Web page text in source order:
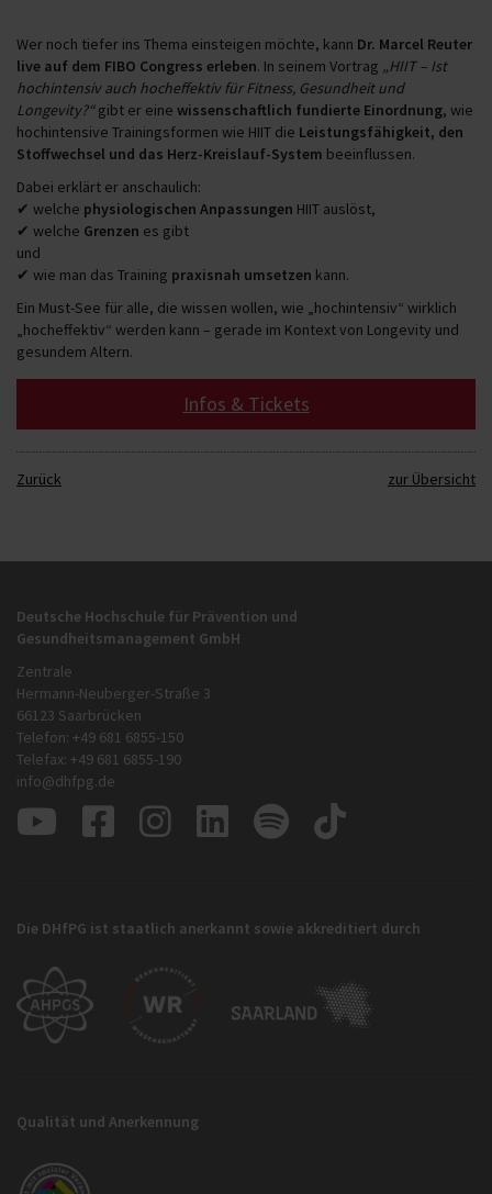
Wer noch tiefer ins Thema einsteigen möchte, kann Dr. Marcel Reuter
live auf dem FIBO Congress erleben. In seinem Vortrag „HIIT – Ist
hochintensiv auch hocheffektiv für Fitness, Gesundheit und
Longevity?“gibt er eine wissenschaftlich fundierte Einordnung, wie
hochintensive Trainingsformen wie HIIT die Leistungsfähigkeit, den
Stoffwechsel und das Herz-Kreislauf-System beeinflussen.
Dabei erklärt er anschaulich:
✔ welche physiologischen Anpassungen HIIT auslöst,
✔ welche Grenzen es gibt
und
✔ wie man das Training praxisnah umsetzen kann.
Ein Must-See für alle, die wissen wollen, wie „hochintensiv“ wirklich
„hocheffektiv“ werden kann – gerade im Kontext von Longevity und
gesundem Altern.
Infos & Tickets
Zurück zur Übersicht
Deutsche Hochschule für Prävention und
Gesundheitsmanagement GmbH
Zentrale
Hermann-Neuberger-Straße 3
66123 Saarbrücken
Telefon: +49 681 6855-150
Telefax: +49 681 6855-190
info@dhfpg.de
Die DHfPG ist staatlich anerkannt sowie akkreditiert durch
Qualität und Anerkennung